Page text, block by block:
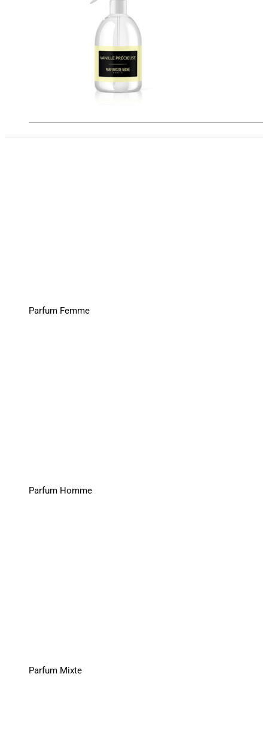
Parfum Femme
Parfum Homme
Parfum Mixte